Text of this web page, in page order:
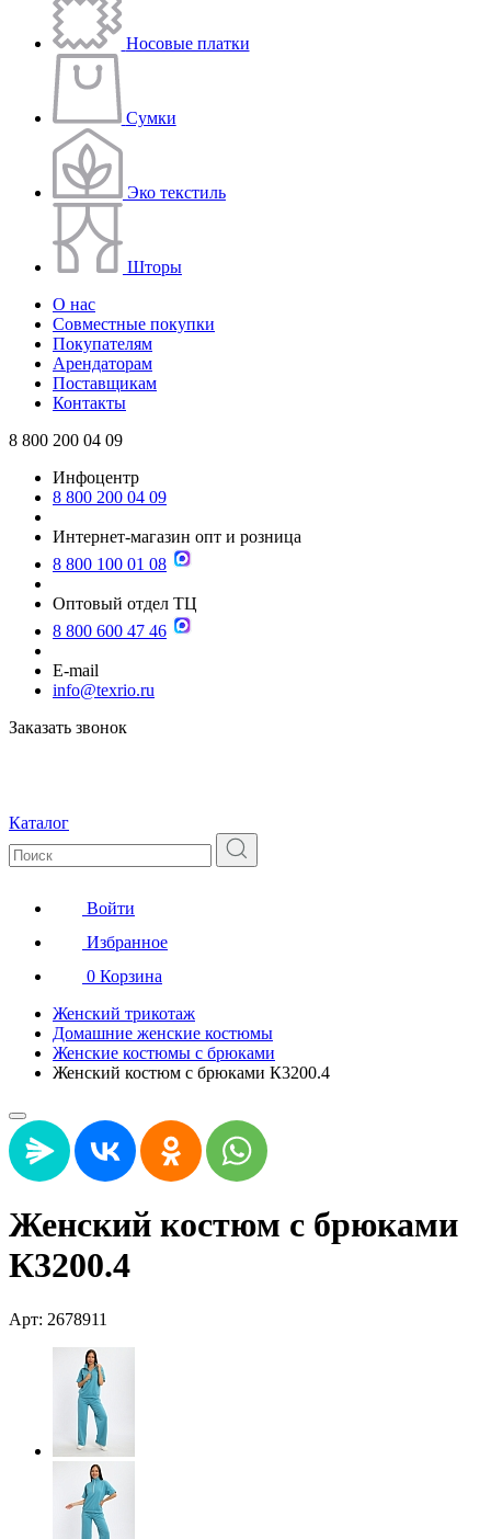
Носовые платки
Сумки
Эко текстиль
Шторы
О нас
Совместные покупки
Покупателям
Арендаторам
Поставщикам
Контакты
8 800 200 04 09
Инфоцентр
8 800 200 04 09
Интернет-магазин опт и розница
8 800 100 01 08
Оптовый отдел ТЦ
8 800 600 47 46
E-mail
info@texrio.ru
Заказать звонок
Каталог
Войти
Избранное
0 Корзина
Женский трикотаж
Домашние женские костюмы
Женские костюмы с брюками
Женский костюм с брюками К3200.4
Женский костюм с брюками
К3200.4
Арт: 2678911